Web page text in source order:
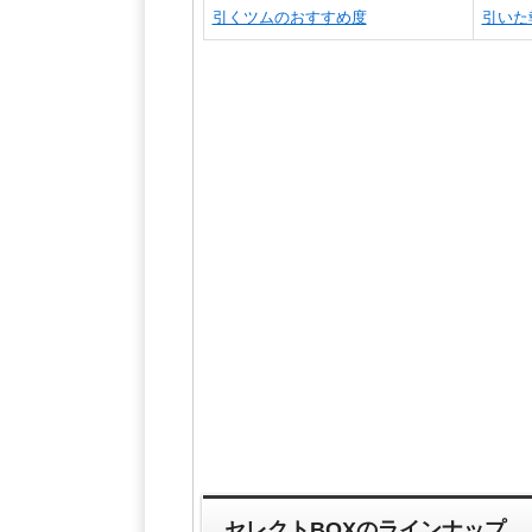
引くツムのおすすめ度 引い